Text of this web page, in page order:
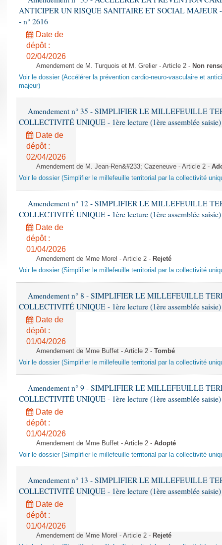
ANTICIPER UN RISQUE SANITAIRE ET SOCIAL MAJEUR -
- n° 2616
Date de
dépôt :
02/04/2026
Amendement de M. Turquois et M. Grelier - Article 2 - Non
Voir le dossier (Accélérer la prévention cardio-neuro-vasculaire et
majeur)
Amendement n° 35 - SIMPLIFIER LE MILLEFEUILLE
COLLECTIVITÉ UNIQUE - 1ère lecture (1ère assemblée
Date de
dépôt :
02/04/2026
Amendement de M. Jean-Ren&#233; Cazeneuve - Article 2 -
Voir le dossier (Simplifier le millefeuille territorial par la collectivité
Amendement n° 12 - SIMPLIFIER LE MILLEFEUILLE
COLLECTIVITÉ UNIQUE - 1ère lecture (1ère assemblée
Date de
dépôt :
01/04/2026
Amendement de Mme Morel - Article 2 - Rejeté
Voir le dossier (Simplifier le millefeuille territorial par la collectivité
Amendement n° 8 - SIMPLIFIER LE MILLEFEUILLE
COLLECTIVITÉ UNIQUE - 1ère lecture (1ère assemblée
Date de
dépôt :
01/04/2026
Amendement de Mme Buffet - Article 2 - Tombé
Voir le dossier (Simplifier le millefeuille territorial par la collectivité
Amendement n° 9 - SIMPLIFIER LE MILLEFEUILLE
COLLECTIVITÉ UNIQUE - 1ère lecture (1ère assemblée
Date de
dépôt :
01/04/2026
Amendement de Mme Buffet - Article 2 - Adopté
Voir le dossier (Simplifier le millefeuille territorial par la collectivité
Amendement n° 13 - SIMPLIFIER LE MILLEFEUILLE
COLLECTIVITÉ UNIQUE - 1ère lecture (1ère assemblée
Date de
dépôt :
01/04/2026
Amendement de Mme Morel - Article 2 - Rejeté